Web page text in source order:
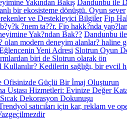
Yakından Bakış Dandunbu ile
bir ekosisteme dönüştü. Oyun sever
ve Destekleyici Bilgiler Fip
?nem ta??r. Fip hakk?nda
Yak?ndan Bak?? Dandunbu
olan modern deneyim alanlar? haline
Yeni Adresi Slotrun Oyun
biri de Slotrun olarak ön
Kullanılır? Kedilerin sağlığı, bir
Ofisinizde Güçlü Bir İmaj Oluşturun
Ustası Hizmetleri: Evinize Değer
Dekorasyon Dokunuşu
satıcıları için kar, reklam ve